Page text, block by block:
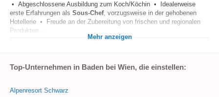
• Abgeschlossene Ausbildung zum Koch/Köchin • Idealerweise
erste Erfahrungen als Sous-Chef, vorzugsweise in der gehobenen
Hotellerie • Freude an der Zubereitung von frischen und regionalen
Produkten...
Mehr anzeigen
Top-Unternehmen in Baden bei Wien, die einstellen:
Alpenresort Schwarz